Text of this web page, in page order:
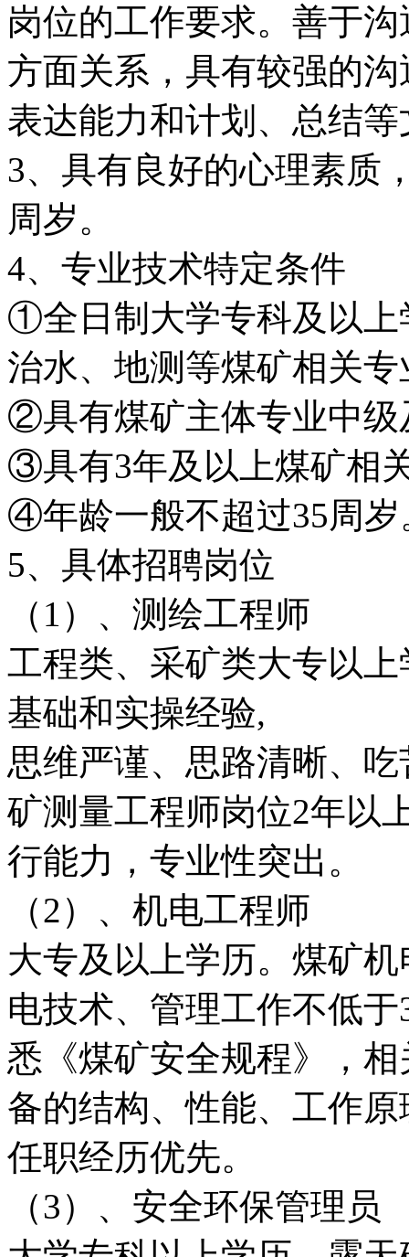
岗位的工作要求。善于
方面关系，具有较强的
表达能力和计划、总结
3、具有良好的心理素质
周岁。
4、专业技术特定条件
①全日制大学专科及以上
治水、地测等煤矿相关
②具有煤矿主体专业中级
③具有3年及以上煤矿相
④年龄一般不超过35周岁
5、具体招聘岗位
（1）、测绘工程师
工程类、采矿类大专以
基础和实操经验,
思维严谨、思路清晰、
矿测量工程师岗位2年以
行能力，专业性突出。
（2）、机电工程师
大专及以上学历。煤矿
电技术、管理工作不低
悉《煤矿安全规程》，
备的结构、性能、工作
任职经历优先。
（3）、安全环保管理员